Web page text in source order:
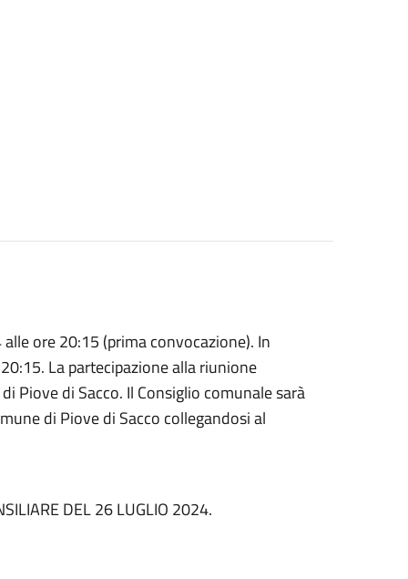
ore 20:15 (prima convocazione). In
La partecipazione alla riunione
Piove di Sacco. Il Consiglio comunale sarà
di Piove di Sacco collegandosi al
DEL 26 LUGLIO 2024.